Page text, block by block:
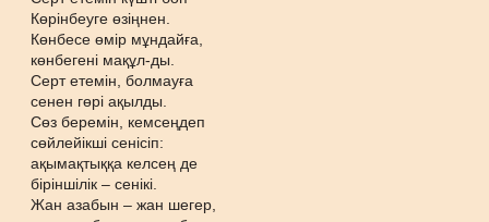
Көрінбеуге өзіңнен.
Көнбесе өмір мұндайға,
көнбегені мақұл-ды.
Серт етемін, болмауға
сенен гөрі ақылды.
Сөз беремін, кемсеңдеп
сөйлейікші сенісіп:
ақымақтыққа келсең де
біріншілік – сенікі.
Жан азабын – жан шегер,